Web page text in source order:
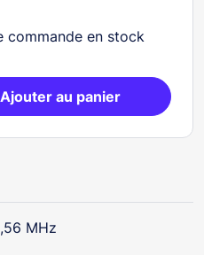
commande en stock
Ajouter au panier
MHz